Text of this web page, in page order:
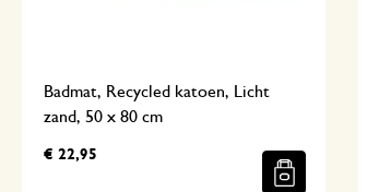
Badmat, Recycled katoen, Licht
zand, 50 x 80 cm
€ 22,95